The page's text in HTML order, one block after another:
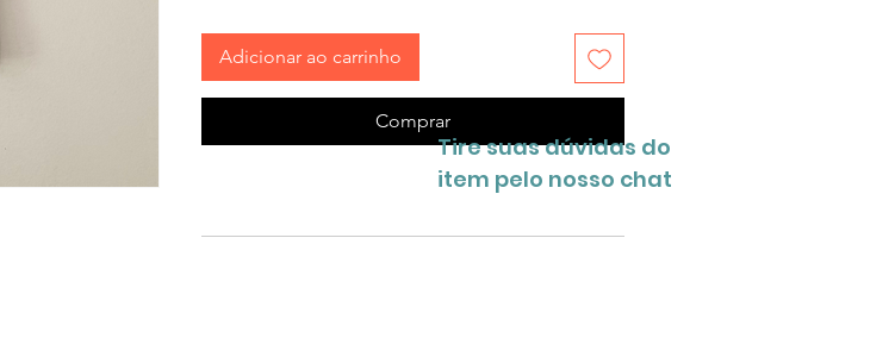
Adicionar ao carrinho
Comprar
Tire suas dúvidas do
item pelo nosso chat